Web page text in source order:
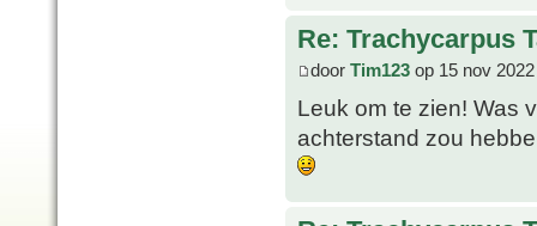
Re: Trachycarpus
door Tim123 op 15 nov
Leuk om te zien! Was
achterstand zou